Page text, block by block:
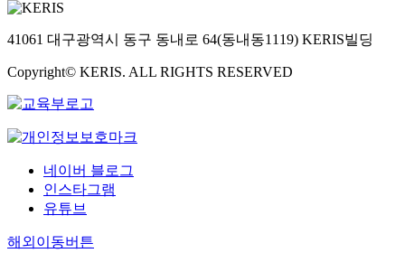
41061 대구광역시 동구 동내로 64(동내동1119) KERIS빌딩
Copyright© KERIS. ALL RIGHTS RESERVED
네이버 블로그
인스타그램
유튜브
해외이동버튼